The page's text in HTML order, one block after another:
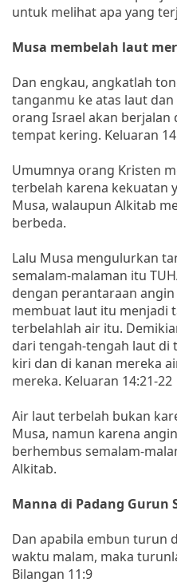
untuk melihat apa yang
Musa membelah laut
Dan engkau, angkatlah
tanganmu ke atas laut
orang Israel akan
tempat kering. Keluaran
Umumnya orang Kristen
terbelah karena kekuatan
Musa, walaupun Alkitab
berbeda.
Lalu Musa mengulurkan
semalam-malaman itu
dengan perantaraan
membuat laut itu menjadi
terbelahlah air itu.
dari tengah-tengah laut di
kiri dan di kanan mereka
mereka. Keluaran 14:21-22
Air laut terbelah bukan
Musa, namun karena
berhembus semalam-
Alkitab.
Manna di Padang Gurun
Dan apabila embun turun
waktu malam, maka
Bilangan 11:9